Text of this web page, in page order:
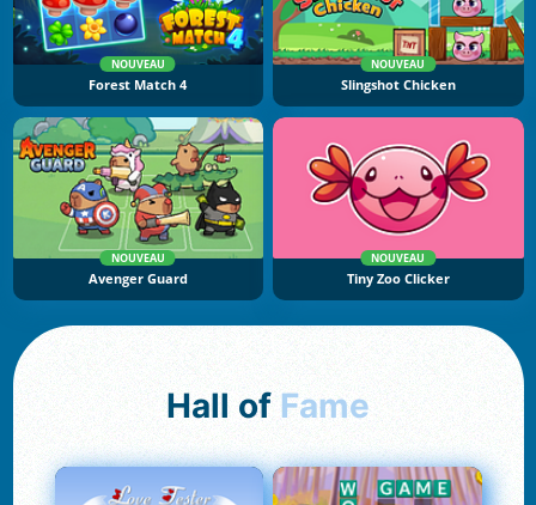
NOUVEAU
Forest Match 4
NOUVEAU
Slingshot Chicken
NOUVEAU
Avenger Guard
NOUVEAU
Tiny Zoo Clicker
Hall of Fame